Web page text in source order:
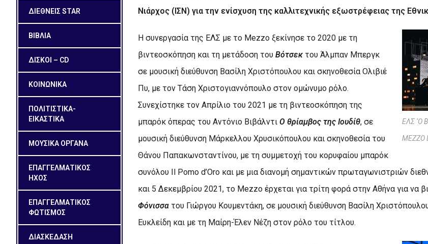
ΔΙΕΘΝΕΙΣ STAR
ΒΙΒΛΙΑ
ΔΙΣΚΟΙ – CD
ΚΟΙΝΩΝΙΚΑ
ΠΟΛΙΤΙΣΤΙΚΑ-
ΕΙΚΑΣΤΙΚΑ
ΜΟΥΣΙΚΑ ΟΡΓΑΝΑ
ΕΠΑΓΓΕΛΜΑΤΙΚΟΣ
ΗΧΟΣ
ΕΠΑΓΓΕΛΜΑΤΙΚΟΣ
ΦΩΤΙΣΜΟΣ
ΔΙΑΣΚΕΔΑΣΗ
Νιάρχος (ΙΣΝ) για την ενίσχυση της καλλιτεχνικής εξωστρέφειας της
ΕΛΣ ‘Ο
MEZZO
Η συνεργασία της ΕΛΣ με το Mezzo ξεκίνησε το 2020 με τη
βιντεοσκόπηση και τη μετάδοση τουΒότσεκ του Άλμπαν Μπεργκ
σε μουσική διεύθυνση Βασίλη Χριστόπουλου και σκηνοθεσία Ολιβιέ
Πυ, με τον Τάση Χριστογιαννόπουλο στον ομώνυμο ρόλο.
Συνεχίστηκε τον Απρίλιο του 2021 με τη βιντεοσκόπηση της
μπαρόκ όπερας του Αντόνιο ΒιβάλντιΟ θρίαμβος της Ιουδίθ, σε
μουσική διεύθυνση Μάρκελλου Χρυσικόπουλου και σκηνοθεσία του
Θάνου Παπακωνσταντίνου, με τη συμμετοχή του κορυφαίου μπαρόκ
συνόλου Il Pomo d’Oro και με μια διανομή σημαντικών πρωταγωνιστριών
και 5 Δεκεμβρίου 2021, το Mezzo έρχεται για τρίτη φορά στην Αθήνα για να
Φόνισσα του Γιώργου Κουμεντάκη, σε μουσική διεύθυνση Βασίλη
Ευκλείδη και με τη Μαίρη-Έλεν Νέζη στον ρόλο του τίτλου.